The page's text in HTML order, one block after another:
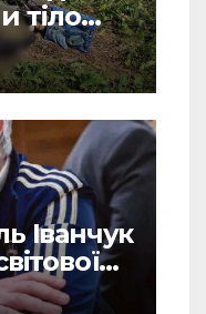
тіло
Іванчук